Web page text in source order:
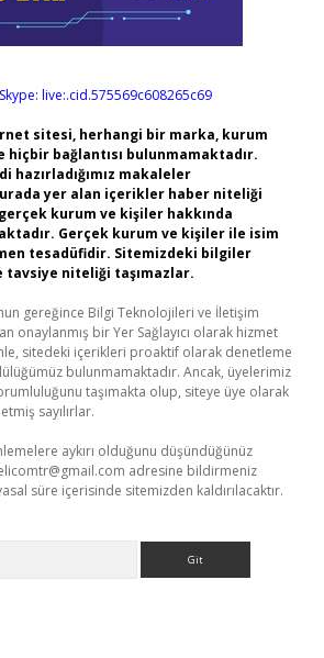
Skype: live:.cid.575569c608265c69
sitesi, herhangi bir marka, kurum
hiçbir bağlantısı bulunmamaktadır.
hazırladığımız makaleler
yer alan içerikler haber niteliği
kurum ve kişiler hakkında
Gerçek kurum ve kişiler ile isim
tesadüfidir. Sitemizdeki bilgiler
niteliği taşımazlar.
gereğince Bilgi Teknolojileri ve İletişim
onaylanmış bir Yer Sağlayıcı olarak hizmet
sitedeki içerikleri proaktif olarak denetleme
bulunmamaktadır. Ancak, üyelerimiz
taşımakta olup, siteye üye olarak
sayılırlar.
aykırı olduğunu düşündüğünüz
adresine bildirmeniz
süre içerisinde sitemizden kaldırılacaktır.